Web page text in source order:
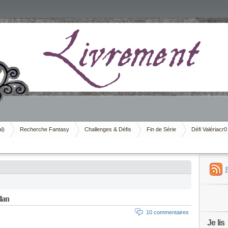
Recherche Fantasy Challenges & Défis Fin de Série Défi Valériacr0
10 commentaires
Je lis